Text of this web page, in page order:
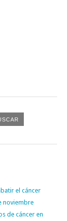
el cáncer
noviembre
de cáncer en